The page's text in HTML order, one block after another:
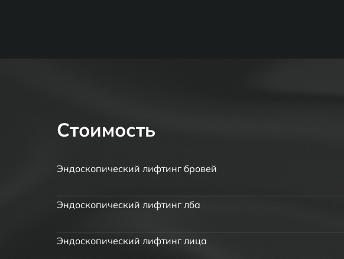
Стоимость
Эндоскопический лифтинг бровей
Эндоскопический лифтинг лба
Эндоскопический лифтинг лица